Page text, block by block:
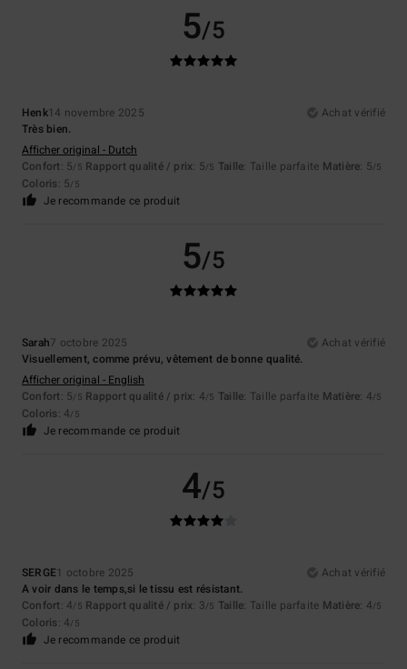
5/5
Henk14 novembre 2025
Achat vérifié
Très bien.
Afficher original - Dutch
Confort: 5/5 Rapport qualité / prix: 5/5 Taille: Taille parfaite Matière: 5/5
Coloris: 5/5
Je recommande ce produit
5/5
Sarah7 octobre 2025
Achat vérifié
Visuellement, comme prévu, vêtement de bonne qualité.
Afficher original - English
Confort: 5/5 Rapport qualité / prix: 4/5 Taille: Taille parfaite Matière: 4/5
Coloris: 4/5
Je recommande ce produit
4/5
SERGE1 octobre 2025
Achat vérifié
A voir dans le temps,si le tissu est résistant.
Confort: 4/5 Rapport qualité / prix: 3/5 Taille: Taille parfaite Matière: 4/5
Coloris: 4/5
Je recommande ce produit